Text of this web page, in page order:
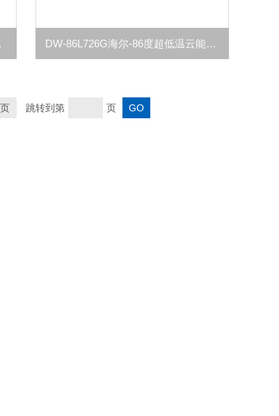
箱 DW-86L726G海尔-86度超低温云能保存箱
跳转到第 页